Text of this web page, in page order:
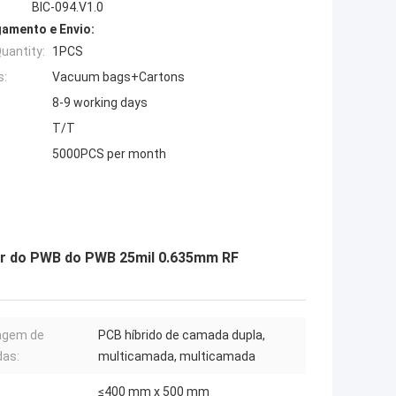
BIC-094.V1.0
e Envio:
1PCS
Vacuum bags+Cartons
8-9 working days
T/T
5000PCS per month
PWB do PWB 25mil 0.635mm RF
de
PCB híbrido de camada dupla,
multicamada, multicamada
≤400 mm x 500 mm